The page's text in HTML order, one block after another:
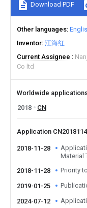
Download PDF
Other languages
Inventor 江海红
Current Assignee
Co ltd
Worldwide
2018
CN
Application
2018-11-28
Material
2018-11-28
Priority
2019-01-25
2024-07-12